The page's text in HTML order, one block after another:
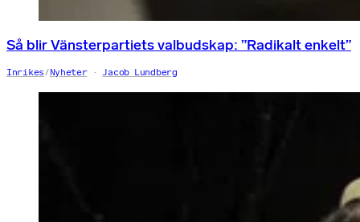
Så blir Vänsterpartiets valbudskap: ”Radikalt enkelt”
Inrikes/Nyheter Jacob Lundberg